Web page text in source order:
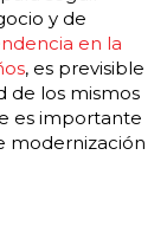
y de
en la
, es previsible
de los mismos
es importante
modernización